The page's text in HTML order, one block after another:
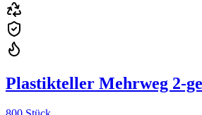
Plastikteller Mehrweg 2-